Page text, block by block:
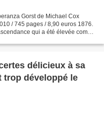
Gorst de Michael Cox
/ 745 pages / 8,90 euros 1876.
qui a été élevée comme
délicieux à sa
trop développé le